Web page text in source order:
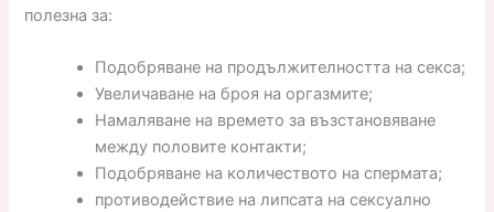
полезна за:
Подобряване на продължителността на секса;
Увеличаване на броя на оргазмите;
Намаляване на времето за възстановяване
между половите контакти;
Подобряване на количеството на спермата;
противодействие на липсата на сексуално